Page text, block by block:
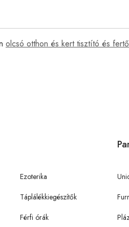
olcsó otthon és kert tisztító és
Ezoterika
Táplálékkiegészítők
Férfi órák